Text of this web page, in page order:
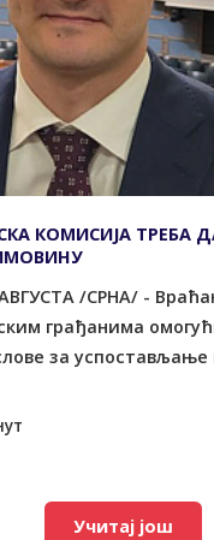
КОМИСИЈА ТРЕБА
/СРНА/ -
грађанима
за успостављање
Учитај још